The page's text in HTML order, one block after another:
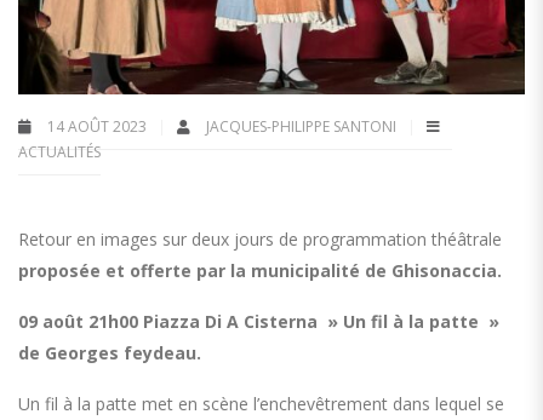
14 AOÛT 2023
JACQUES-PHILIPPE SANTONI
ACTUALITÉS
Retour en images sur deux jours de programmation théâtrale
proposée et offerte par la municipalité de Ghisonaccia.
09 août 21h00 Piazza Di A Cisterna » Un fil à la patte »
de Georges feydeau.
Un fil à la patte met en scène l’enchevêtrement dans lequel se